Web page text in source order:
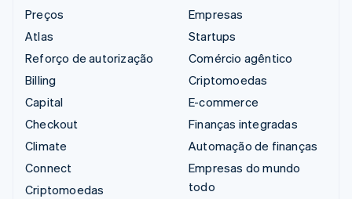
Preços
Atlas
Reforço de autorização
Billing
Capital
Checkout
Climate
Connect
Criptomoedas
Empresas
Startups
Comércio agêntico
Criptomoedas
E-commerce
Finanças integradas
Automação de finanças
Empresas do mundo
todo